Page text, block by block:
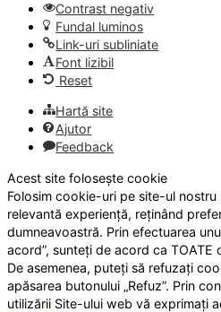
Contrast negativ
Fundal luminos
Link-uri subliniate
Font lizibil
Reset
Hartă site
Ajutor
Feedback
Acest site folosește cookie
Folosim cookie-uri pe site-ul
relevantă experiență, reținând
dumneavoastră. Prin efectuarea
acord”, sunteți de acord ca
De asemenea, puteți să refuzați
apăsarea butonului „Refuz”. Prin
utilizării Site-ului web vă exprimați